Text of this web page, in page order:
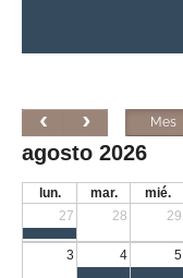
Mes
agosto 2026
lun. mar. mié.
27
28 29
3 4 5